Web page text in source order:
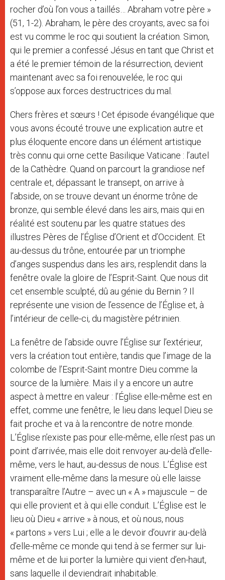
rocher d’où l’on vous a taillés… Abraham votre père »
(51, 1-2). Abraham, le père des croyants, avec sa foi
est vu comme le roc qui soutient la création. Simon,
qui le premier a confessé Jésus en tant que Christ et
a été le premier témoin de la résurrection, devient
maintenant avec sa foi renouvelée, le roc qui
s’oppose aux forces destructrices du mal.
Chers frères et sœurs ! Cet épisode évangélique que
vous avons écouté trouve une explication autre et
plus éloquente encore dans un élément artistique
très connu qui orne cette Basilique Vaticane : l’autel
de la Cathèdre. Quand on parcourt la grandiose nef
centrale et, dépassant le transept, on arrive à
l’abside, on se trouve devant un énorme trône de
bronze, qui semble élevé dans les airs, mais qui en
réalité est soutenu par les quatre statues des
illustres Pères de l’Église d’Orient et d’Occident. Et
au-dessus du trône, entourée par un triomphe
d’anges suspendus dans les airs, resplendit dans la
fenêtre ovale la gloire de l’Esprit-Saint. Que nous dit
cet ensemble sculpté, dû au génie du Bernin ? Il
représente une vision de l’essence de l’Église et, à
l’intérieur de celle-ci, du magistère pétrinien.
La fenêtre de l’abside ouvre l’Église sur l’extérieur,
vers la création tout entière, tandis que l’image de la
colombe de l’Esprit-Saint montre Dieu comme la
source de la lumière. Mais il y a encore un autre
aspect à mettre en valeur : l’Église elle-même est en
effet, comme une fenêtre, le lieu dans lequel Dieu se
fait proche et va à la rencontre de notre monde.
L’Église n’existe pas pour elle-même, elle n’est pas un
point d’arrivée, mais elle doit renvoyer au-delà d’elle-
même, vers le haut, au-dessus de nous. L’Église est
vraiment elle-même dans la mesure où elle laisse
transparaître l’Autre – avec un « A » majuscule – de
qui elle provient et à qui elle conduit. L’Église est le
lieu où Dieu « arrive » à nous, et où nous, nous
« partons » vers Lui ; elle a le devoir d’ouvrir au-delà
d’elle-même ce monde qui tend à se fermer sur lui-
même et de lui porter la lumière qui vient d’en-haut,
sans laquelle il deviendrait inhabitable.